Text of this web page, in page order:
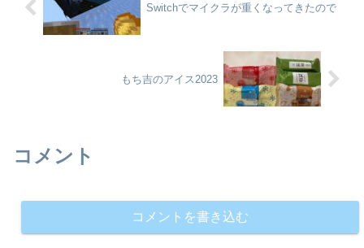
Switchでマイクラが重くなってきたので
もち吉のアイス2023
コメント
コメントを書き込む